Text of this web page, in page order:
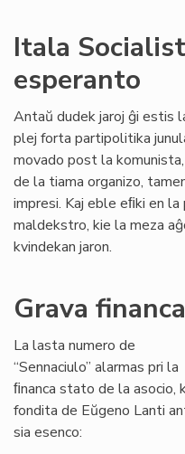
Itala
esperanto
Antaŭ dudek jaroj ĝi estis
plej forta partipolitika
movado post la
de la tiama organizo,
impresi. Kaj eble eﬁki en
maldekstro, kie la meza
kvindekan jaron.
Grava
La lasta numero de
“Sennaciulo” alarmas pri la
ﬁnanca stato de la asocio,
fondita de Eŭgeno Lanti
sia esenco: